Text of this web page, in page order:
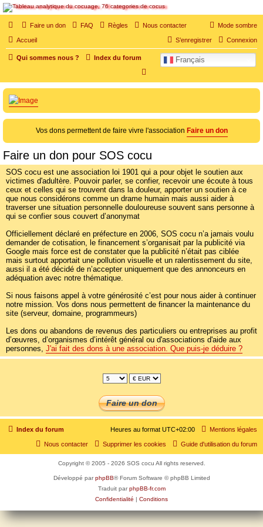
SOS cocu
SOS cocu est une association loi 1901 dont l'objet est le soutien aux victimes d'adultère.
Pouvoir parler, se confier, recevoir un soutien moral pour traverser une situation
Mode sombre
Faire un don FAQ Règles Nous contacter
Accueil Connexion
S’enregistrer
Qui sommes nous ? Index du forum Français
h
e
r
c
h
e
r
Vos dons permettent de faire vivre l'association Faire un don
Faire un don pour SOS cocu
SOS cocu est une association loi 1901 qui a pour objet le soutien aux
victimes d'adultère. Pouvoir parler, se confier, recevoir une écoute à tous
ceux et celles qui se trouvent dans la douleur, apporter un soutien à ce
que nous considérons comme un drame humain mais aussi aider à
traverser une situation personnelle douloureuse souvent sans personne à
qui se confier sous couvert d’anonymat
Officiellement déclaré en préfecture en 2006, SOS cocu n’a jamais voulu
demander de cotisation, le financement s’organisait par la publicité via
Google mais force est de constater que la publicité n’était pas ciblée
mais surtout apportait une pollution visuelle et un ralentissement du site,
aussi il a été décidé de n’accepter uniquement que des annonceurs en
adéquation avec notre thématique.
Si nous faisons appel à votre générosité c’est pour nous aider à continuer
notre mission. Vos dons nous permettent de financer la maintenance du
site (serveur, domaine, programmeurs)
Les dons ou abandons de revenus des particuliers ou entreprises au profit
d’œuvres, d’organismes d’intérêt général ou d'associations d'aide aux
personnes, J'ai fait des dons à une association. Que puis-je déduire ?
Index du forum Mentions légales
Heures au format UTC+02:00
Guide d'utilisation du forum
Supprimer les cookies
Nous contacter
Copyright © 2005 - 2026 SOS cocu All rights reserved.
Développé parphpBB® Forum Software © phpBB Limited
Traduit parphpBB-fr.com
Confidentialité | Conditions